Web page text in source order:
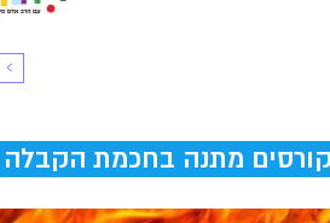
קורסים מתנה בחכמת הקבלה